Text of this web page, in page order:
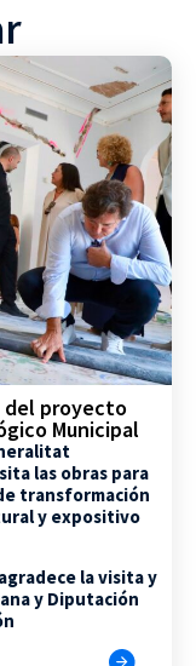
del proyecto
Municipal
las obras para
transformación
y expositivo
la visita y
y Diputación